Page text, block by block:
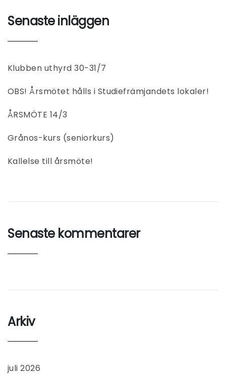
Senaste inläggen
Klubben uthyrd 30-31/7
OBS! Årsmötet hålls i Studiefrämjandets lokaler!
ÅRSMÖTE 14/3
Grånos-kurs (seniorkurs)
Kallelse till årsmöte!
Senaste kommentarer
Arkiv
juli 2026